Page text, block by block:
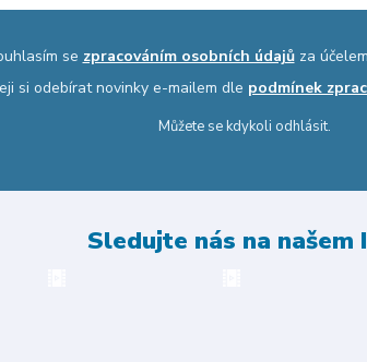
se zpracováním osobních údajůza
si odebírat novinky e-mailem dle podmínek
Můžete se kdykoli odhlásit.
Sledujte nás na našem